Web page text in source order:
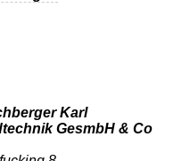
Karl
GesmbH & Co